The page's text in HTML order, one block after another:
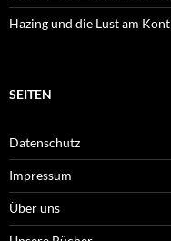
Hazing und die Lust am
SEITEN
Datenschutz
Impressum
Über uns